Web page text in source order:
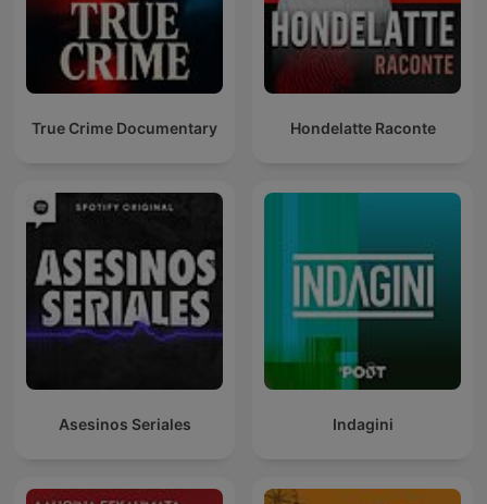
True Crime Documentary Hondelatte Raconte
Asesinos Seriales Indagini